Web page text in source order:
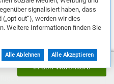
64.89 In den Warenkorb
signalisiert haben, dass
out“), werden wir dies
Weitere Informationen finden Sie
Alle Ablehnen Alle Akzeptieren